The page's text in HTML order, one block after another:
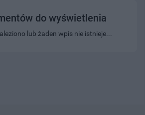
do wyświetlenia
lub żaden wpis nie istnieje...